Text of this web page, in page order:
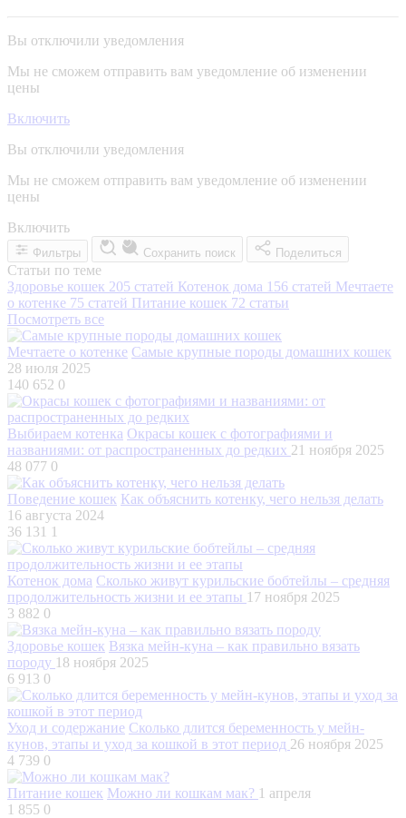
Вы отключили уведомления
Мы не сможем отправить вам уведомление об изменении
цены
Включить
Вы отключили уведомления
Мы не сможем отправить вам уведомление об изменении
цены
Включить
Фильтры Сохранить поиск Поделиться
Статьи по теме
Здоровье кошек 205 статей Котенок дома 156 статей Мечтаете
о котенке 75 статей Питание кошек 72 статьи
Посмотреть все
Мечтаете о котенке Самые крупные породы домашних кошек
28 июля 2025
140 652 0
Выбираем котенка Окрасы кошек с фотографиями и
названиями: от распространенных до редких 21 ноября 2025
48 077 0
Поведение кошек Как объяснить котенку, чего нельзя делать
16 августа 2024
36 131 1
Котенок дома Сколько живут курильские бобтейлы – средняя
продолжительность жизни и ее этапы 17 ноября 2025
3 882 0
Здоровье кошек Вязка мейн-куна – как правильно вязать
породу 18 ноября 2025
6 913 0
Уход и содержание Сколько длится беременность у мейн-
кунов, этапы и уход за кошкой в этот период 26 ноября 2025
4 739 0
Питание кошек Можно ли кошкам мак? 1 апреля
1 855 0